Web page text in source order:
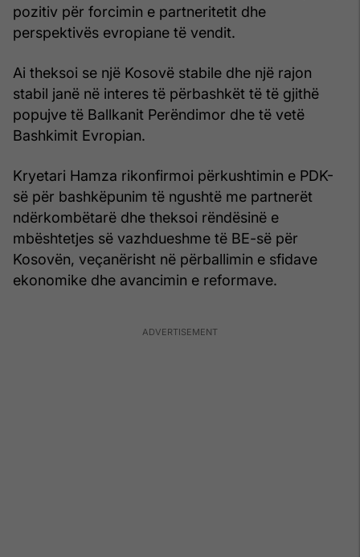
pozitiv për forcimin e partneritetit dhe
perspektivës evropiane të vendit.
Ai theksoi se një Kosovë stabile dhe një rajon
stabil janë në interes të përbashkët të të gjithë
popujve të Ballkanit Perëndimor dhe të vetë
Bashkimit Evropian.
Kryetari Hamza rikonfirmoi përkushtimin e PDK-
së për bashkëpunim të ngushtë me partnerët
ndërkombëtarë dhe theksoi rëndësinë e
mbështetjes së vazhdueshme të BE-së për
Kosovën, veçanërisht në përballimin e sfidave
ekonomike dhe avancimin e reformave.